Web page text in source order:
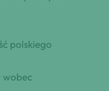
polskiego
wobec